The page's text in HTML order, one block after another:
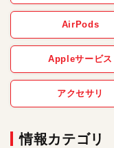
AirPods
Appleサービス
アクセサリ
情報カテゴリ